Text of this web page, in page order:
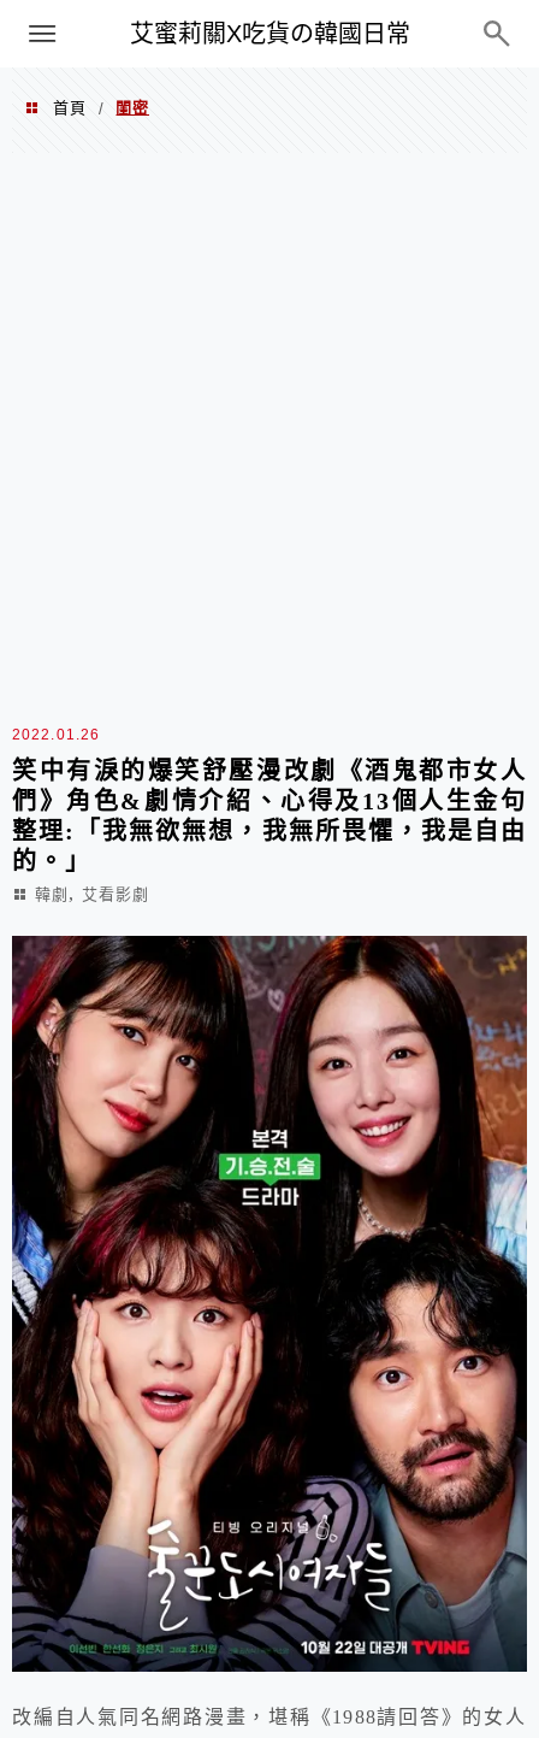
艾蜜莉關X吃貨の韓國日常
PXN
首頁 / 閨密
2022.01.26
笑中有淚的爆笑舒壓漫改劇《酒鬼都市女人
們》角色&劇情介紹、心得及13個人生金句
整理:「我無欲無想，我無所畏懼，我是自由
的。」
韓劇 , 艾看影劇
改編自人氣同名網路漫畫，堪稱《1988請回答》的女人